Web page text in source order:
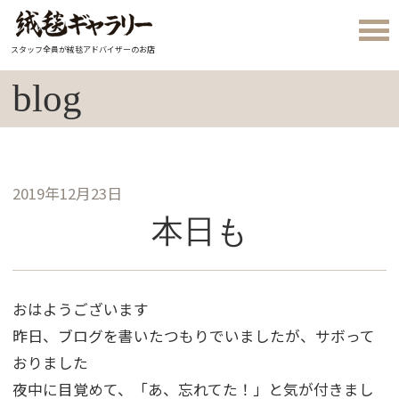
スタッフ全員が絨毯アドバイザーのお店
blog
2019年12月23日
本日も
おはようございます
昨日、ブログを書いたつもりでいましたが、サボって
おりました
夜中に目覚めて、「あ、忘れてた！」と気が付きまし